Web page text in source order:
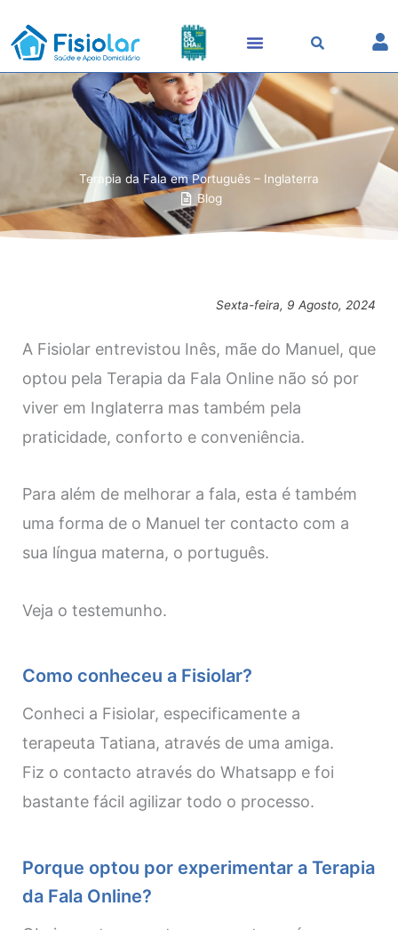
content
Terapia da Fala em Português – Inglaterra
Blog
Sexta-feira, 9 Agosto, 2024
A Fisiolar entrevistou Inês, mãe do Manuel, que
optou pela Terapia da Fala Online não só por
viver em Inglaterra mas também pela
praticidade, conforto e conveniência.
Para além de melhorar a fala, esta é também
uma forma de o Manuel ter contacto com a
sua língua materna, o português.
Veja o testemunho.
Como conheceu a Fisiolar?
Conheci a Fisiolar, especificamente a
terapeuta Tatiana, através de uma amiga.
Fiz o contacto através do Whatsapp e foi
bastante fácil agilizar todo o processo.
Porque optou por experimentar a Terapia
da Fala Online?